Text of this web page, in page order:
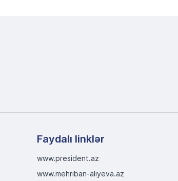
Faydalı linklər
www.president.az
www.mehriban-aliyeva.az